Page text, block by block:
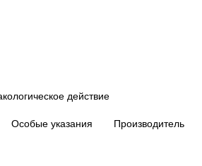
действие
Особые указания Производитель